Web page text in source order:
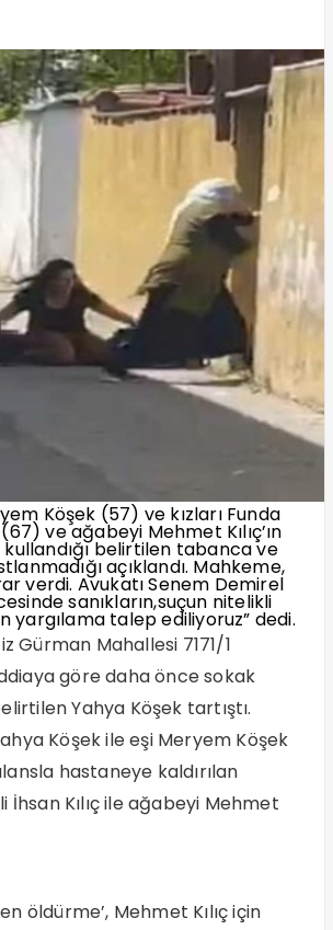
Köşek (57) ve kızları Funda
ve ağabeyi Mehmet Kılıç’ın
belirtilen tabanca ve
açıklandı. Mahkeme,
verdi. Avukatı Senem Demirel
sanıkların,suçun nitelikli
talep ediliyoruz” dedi.
Gürman Mahallesi 7171/1
göre daha önce sokak
Yahya Köşek tartıştı.
Köşek ile eşi Meryem Köşek
hastaneye kaldırılan
İhsan Kılıç ile ağabeyi Mehmet
öldürme’, Mehmet Kılıç için